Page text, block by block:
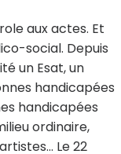
aux actes. Et
social. Depuis
un Esat, un
handicapées
handicapées
ordinaire,
Le 22